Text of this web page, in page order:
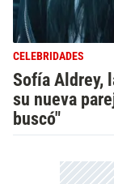
CELEBRIDADES
Sofía Aldrey,
su nueva
buscó"